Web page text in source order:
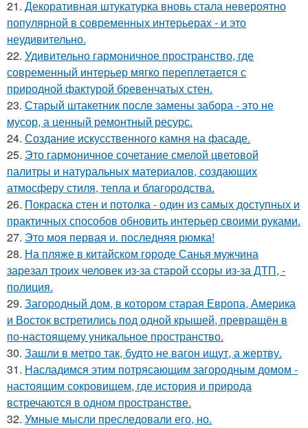
21. Декоративная штукатурка вновь стала невероятно
популярной в современных интерьерах - и это
неудивительно.
22. Удивительно гармоничное пространство, где
современный интерьер мягко переплетается с
природной фактурой бревенчатых стен.
23. Старый штакетник после замены забора - это не
мусор, а ценный ремонтный ресурс.
24. Создание искусственного камня на фасаде.
25. Это гармоничное сочетание смелой цветовой
палитры и натуральных материалов, создающих
атмосферу стиля, тепла и благородства.
26. Покраска стен и потолка - один из самых доступных и
практичных способов обновить интерьер своими руками.
27. Это моя первая и. последняя рюмка!
28. На пляже в китайском городе Санья мужчина
зарезал троих человек из-за старой ссоры из-за ДТП, -
полиция.
29. Загородный дом, в котором старая Европа, Америка
и Восток встретились под одной крышей, превращён в
по-настоящему уникальное пространство.
30. Зашли в метро так, будто не вагон ищут, а жертву.
31. Насладимся этим потрясающим загородным домом -
настоящим сокровищем, где история и природа
встречаются в одном пространстве.
32. Умные мысли преследовали его, но.